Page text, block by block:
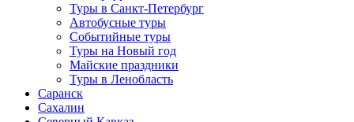
Туры в Санкт-Петербург
Автобусные туры
Событийные туры
Туры на Новый год
Майские праздники
Туры в Ленобласть
Саранск
Сахалин